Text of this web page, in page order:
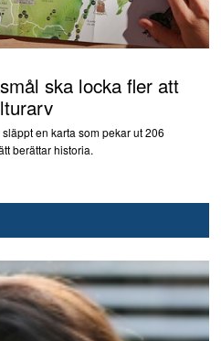
ska locka fler att
en karta som pekar ut 206
berättar historia.